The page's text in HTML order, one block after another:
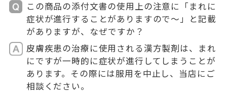
この商品の添付文書の使用上の注意に「まれに
症状が進行することがありますので～」と記載
がありますが、なぜですか？
皮膚疾患の治療に使用される漢方製剤は、まれ
にですが一時的に症状が進行してしまうことが
あります。その際には服用を中止し、当店にご
相談ください。